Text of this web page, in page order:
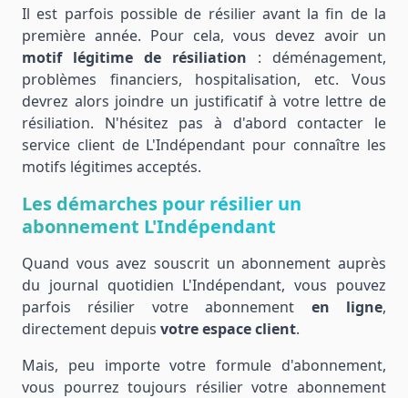
Il est parfois possible de résilier avant la fin de la
première année. Pour cela, vous devez avoir un
motif légitime de résiliation : déménagement,
problèmes financiers, hospitalisation, etc. Vous
devrez alors joindre un justificatif à votre lettre de
résiliation. N'hésitez pas à d'abord contacter le
service client de L'Indépendant pour connaître les
motifs légitimes acceptés.
Les démarches pour résilier un
abonnement L'Indépendant
Quand vous avez souscrit un abonnement auprès
du journal quotidien L'Indépendant, vous pouvez
parfois résilier votre abonnement en ligne,
directement depuis votre espace client.
Mais, peu importe votre formule d'abonnement,
vous pourrez toujours résilier votre abonnement